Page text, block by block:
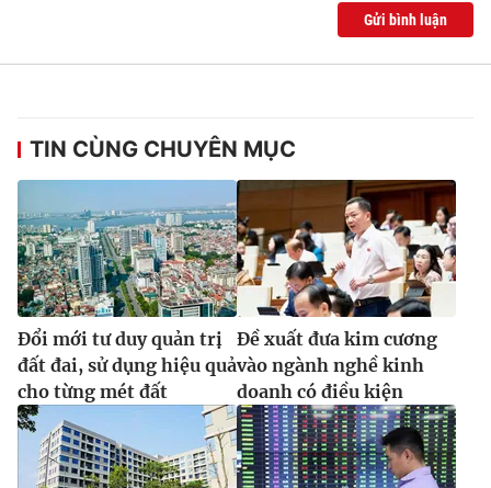
® Cấm sao chép dưới mọi hình thức nếu không có sự chấp
thuận bằng văn bản. Ghi rõ nguồn VTV.vn khi phát hành lại
thông tin từ website này.
Gửi bình luận
TIN CÙNG CHUYÊN MỤC
Đổi mới tư duy quản trị
đất đai, sử dụng hiệu quả
cho từng mét đất
Đề xuất đưa kim cương
vào ngành nghề kinh
doanh có điều kiện